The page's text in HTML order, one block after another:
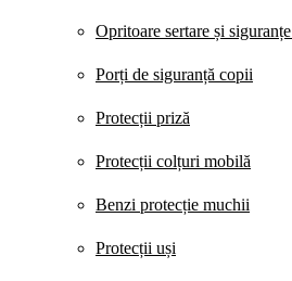
Opritoare sertare și
Porți de siguranță copii
Protecții priză
Protecții colțuri mobilă
Benzi protecție muchii
Protecții uși